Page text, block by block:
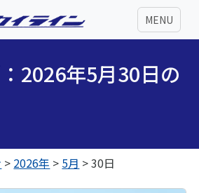
MENU
2026年5月30日の
> 2026年 > 5月 >30日